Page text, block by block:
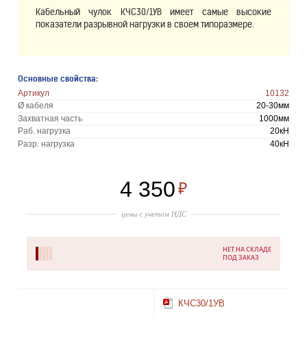
Кабельный чулок КЧС30/1УВ имеет самые высокие
показатели разрывной нагрузки в своем типоразмере.
Основные свойства:
Артикул
10132
Ø кабеля
20-30мм
Захватная часть
1000мм
Раб. нагрузка
20кН
Разр. нагрузка
40кН
4 350₽
цены с учетом НДС
НЕТ НА СКЛАДЕ
ПОД ЗАКАЗ
КЧС30/1УВ